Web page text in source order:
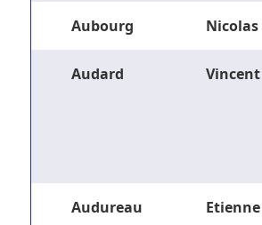
Aubourg Nicolas
Audard Vincent
Audureau Etienne